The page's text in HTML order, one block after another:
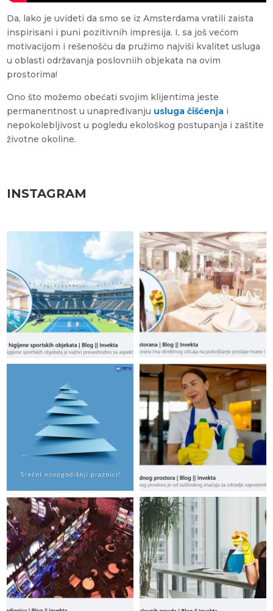
Da, lako je uvideti da smo se iz Amsterdama vratili zaista
inspirisani i puni pozitivnih impresija. I, sa još većom
motivacijom i rešenošću da pružimo najviši kvalitet usluga
u oblasti održavanja poslovniih objekata na ovim
prostorima!
Ono što možemo obećati svojim klijentima jeste
permanentnost u unapređivanju usluga čišćenja i
nepokolebljivost u pogledu ekološkog postupanja i zaštite
životne okoline.
INSTAGRAM